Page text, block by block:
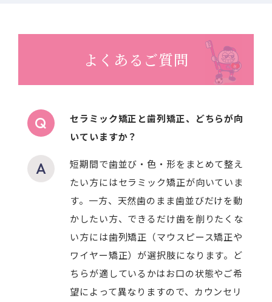
よくあるご質問
セラミック矯正と歯列矯正、どちらが向
いていますか？
短期間で歯並び・色・形をまとめて整え
たい方にはセラミック矯正が向いていま
す。一方、天然歯のまま歯並びだけを動
かしたい方、できるだけ歯を削りたくな
い方には歯列矯正（マウスピース矯正や
ワイヤー矯正）が選択肢になります。ど
ちらが適しているかはお口の状態やご希
望によって異なりますので、カウンセリ